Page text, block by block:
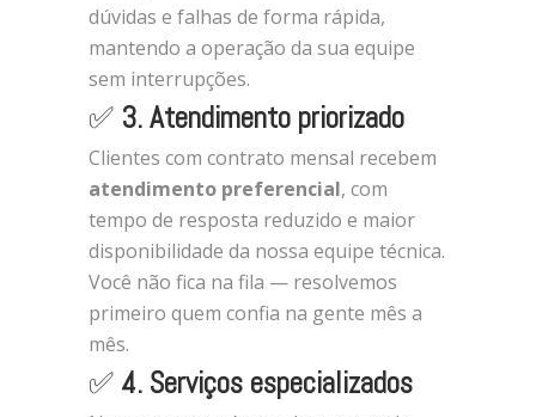
dúvidas e falhas de forma rápida,
mantendo a operação da sua equipe
sem interrupções.
✅ 3. Atendimento priorizado
Clientes com contrato mensal recebem
atendimento preferencial, com
tempo de resposta reduzido e maior
disponibilidade da nossa equipe técnica.
Você não fica na fila — resolvemos
primeiro quem confia na gente mês a
mês.
✅ 4. Serviços especializados